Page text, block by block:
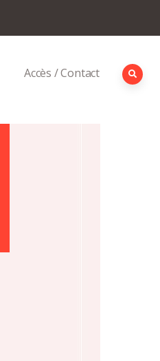
Accès / Contact